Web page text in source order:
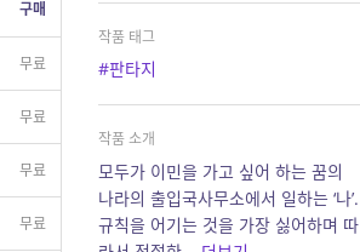
구매
무료
무료
무료
무료
작품 태그
#판타지
작품 소개
모두가 이민을 가고 싶어 하는 꿈의
나라의 출입국사무소에서 일하는 ‘나’.
규칙을 어기는 것을 가장 싫어하며 따